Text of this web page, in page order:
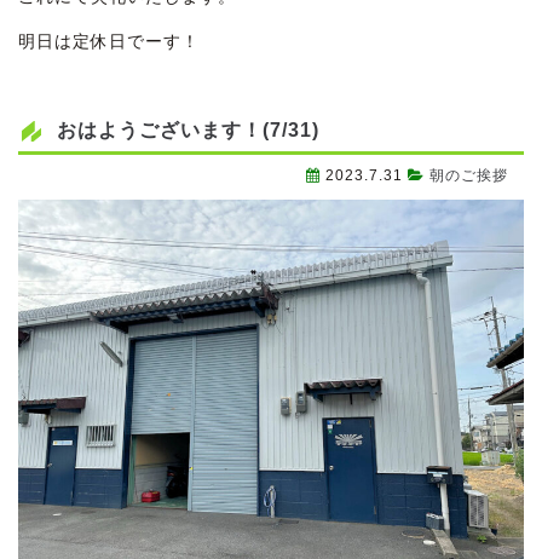
明日は定休日でーす！
おはようございます！(7/31)
2023.7.31 朝のご挨拶